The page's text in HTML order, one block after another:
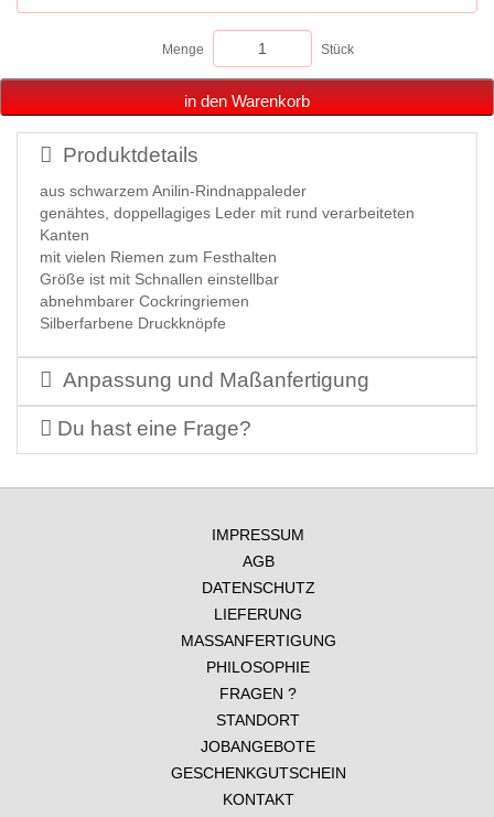
Menge Stück
in den Warenkorb
Produktdetails
aus schwarzem Anilin-Rindnappaleder
genähtes, doppellagiges Leder mit rund verarbeiteten
Kanten
mit vielen Riemen zum Festhalten
Größe ist mit Schnallen einstellbar
abnehmbarer Cockringriemen
Silberfarbene Druckknöpfe
Anpassung und Maßanfertigung
Du hast eine Frage?
IMPRESSUM
AGB
DATENSCHUTZ
LIEFERUNG
MASSANFERTIGUNG
PHILOSOPHIE
FRAGEN ?
STANDORT
JOBANGEBOTE
GESCHENKGUTSCHEIN
KONTAKT